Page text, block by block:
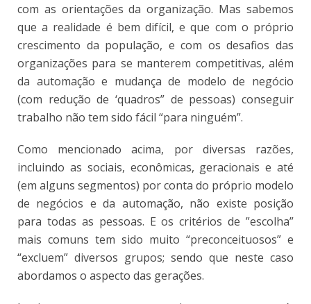
com as orientações da organização. Mas sabemos
que a realidade é bem difícil, e que com o próprio
crescimento da população, e com os desafios das
organizações para se manterem competitivas, além
da automação e mudança de modelo de negócio
(com redução de ‘quadros” de pessoas) conseguir
trabalho não tem sido fácil “para ninguém”.
Como mencionado acima, por diversas razões,
incluindo as sociais, econômicas, geracionais e até
(em alguns segmentos) por conta do próprio modelo
de negócios e da automação, não existe posição
para todas as pessoas. E os critérios de ”escolha”
mais comuns tem sido muito “preconceituosos” e
“excluem” diversos grupos; sendo que neste caso
abordamos o aspecto das gerações.